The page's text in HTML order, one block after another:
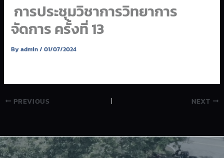
การประชุมวิชาการวิทยาการ
จัดการ ครั้งที่ 13
Byadmin/01/07/2024
PREVIOUS NEXT